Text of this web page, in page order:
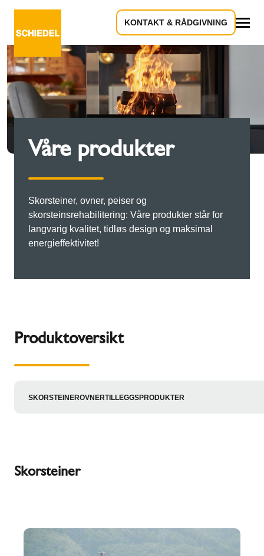
KONTAKT & RÅDGIVNING
Våre produkter
Skorsteiner, ovner, peiser og
skorsteinsrehabilitering: Våre produkter står for
langvarig kvalitet, tidløs design og maksimal
energieffektivitet!
Produktoversikt
SKORSTEINEROVNERTILLEGGSPRODUKTER
Skorsteiner